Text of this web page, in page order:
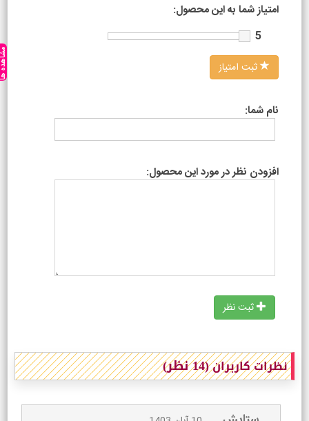
امتیاز شما به این محصول:
5
ثبت امتیاز
نام شما:
افزودن نظر در مورد این محصول:
ثبت نظر
نظرات کاربران(14 نظر)